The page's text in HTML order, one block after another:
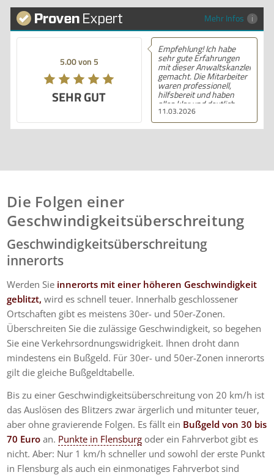
Mehr Infos
5.00 von 5
SEHR GUT
11.03.2026
Empfehlung! Ich habe
sehr gute Erfahrungen
mit dieser Anwaltskanzlei
gemacht. Die Mitarbeiter
waren professionell,
hilfsbereit und haben
alles klar und deutlich
erklärt. Ich bin mit der
Beratung sehr zufrieden
und kann ihre
Die Folgen einer
Geschwindigkeitsüberschreitung
Geschwindigkeitsüberschreitung
innerorts
Werden Sie innerorts mit einer höheren Geschwindigkeit
geblitzt, wird es schnell teuer. Innerhalb geschlossener
Ortschaften gibt es meistens 30er- und 50er-Zonen.
Überschreiten Sie die zulässige Geschwindigkeit, so begehen
Sie eine Verkehrsordnungswidrigkeit. Ihnen droht dann
mindestens ein Bußgeld. Für 30er- und 50er-Zonen innerorts
gilt die gleiche Bußgeldtabelle.
Bis zu einer Geschwindigkeitsüberschreitung von 20 km/h ist
das Auslösen des Blitzers zwar ärgerlich und mitunter teuer,
aber ohne gravierende Folgen. Es fällt ein Bußgeld von 30 bis
70 Euro an. Punkte in Flensburg oder ein Fahrverbot gibt es
nicht. Aber: Nur 1 km/h schneller und sowohl der erste Punkt
in Flensburg als auch ein einmonatiges Fahrverbot sind